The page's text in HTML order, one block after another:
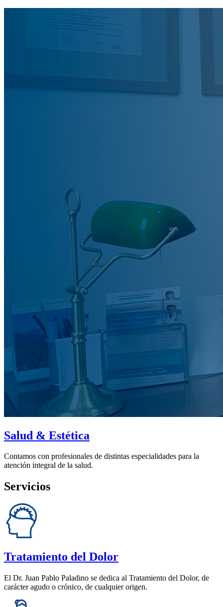
Salud & Estética
Contamos con profesionales de distintas especialidades para la
atención integral de la salud.
Servicios
Tratamiento del Dolor
El Dr. Juan Pablo Paladino se dedica al Tratamiento del Dolor, de
carácter agudo o crónico, de cualquier origen.